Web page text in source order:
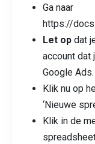
Ga naar
https://
Let op dat
account dat
Google Ads.
Klik nu op
‘Nieuwe
Klik in de
spreadsheet